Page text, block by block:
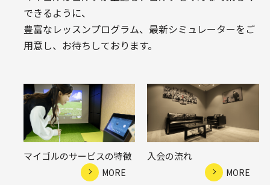
できるように、
豊富なレッスンプログラム、最新シミュレーターをご
用意し、お待ちしております。
マイゴルのサービスの特徴
MORE
入会の流れ
MORE